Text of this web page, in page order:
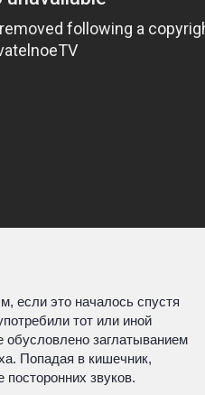
если это началось спустя
тот или иной
обусловлено заглатыванием
Попадая в кишечник,
звуков.